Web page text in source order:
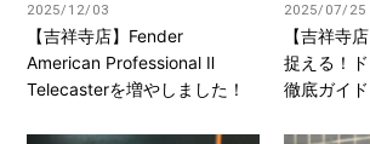
2025/12/03
【吉祥寺店】Fender
American Professional Ⅱ
Telecasterを増やしました！
2025/07/25
【吉祥寺
捉える！
徹底ガイド